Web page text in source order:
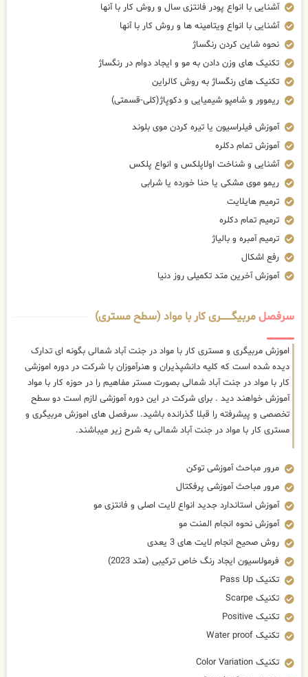
آشنایی با انواع پودر فانتزی سال و روش کار با آنها
آشنایی با انواع ویتامینه ها و روش کار با آنها
نحوه شاین کردن رنگساژ
تکنیک های وزن دادن به مو و ایجاد دوام در رنگساژ
تکنیک های رنگساژ به روش کالراین
ریموور و شامپو شیمیایی و دکوپاژ(کلی-قسمتی)
آموزش فیلراسیون یا تیره کردن موی بلوند
آموزش تمام دکلره
آشنایی و شناخت اولاپلکس و انواع پلکس
ریمو موی مشکی یا حنا خورده یا شرابی
ترمیم هایلایت
ترمیم تمام دکلره
ترمیم آمبره و بالیاژ
رفع اشکال
آموزش آخرین متد تکمیلی روز دنیا
سرفصلمربیگــــــــری کار با مواد (سطح مستری)
اموزش مربیگری و مستری کار با مواد در جنت آباد شمالی بگونه ای تدارک
دیده شده است که کلیه دانشپذیران و هنرآموزان با شرکت در دوره اموزشی
کار با مواد در جنت آباد شمالی بصورت مستر مفاهیم را در حوزه کار با مواد
آموزش خواهند دید . برای شرکت در این دوره آموزشی لازم است دو سطح
تخصصی و پیشرفته را قبلا گذرانده باشید. سرفصل های اموزش مربیگری و
مستری کار با مواد در جنت آباد شمالی به شرح زیر میباشند.
مرور مباحث آموزشی توکن
مرور مباحث آموزشی پرفکتال
آموزش استاندارد جدید انواع لایت اصلی و فانتزی مو
آموزش نحوه انجام المنت مو
روش صحیح انجام لایت های 3 یعدی
فرمولاسیون ایجاد رنگ خاص ترکیبی (متد 2023)
تکنیک Pass Up
تکنیک Scarpe
تکنیک Positive
تکنیک Water proof
تکنیک Color Variation